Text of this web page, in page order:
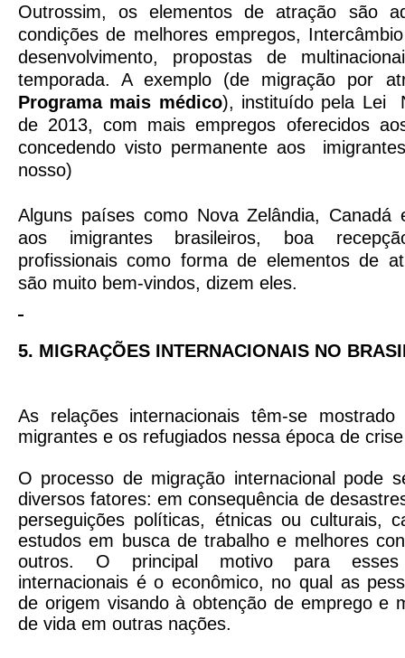
Outrossim, os elementos de atração são
condições de melhores empregos,
desenvolvimento, propostas de
temporada. A exemplo (de migração por
Programa mais médico), instituído pela Lei
de 2013, com mais empregos oferecidos
concedendo visto permanente aos
nosso)
Alguns países como Nova Zelândia, Canadá
aos imigrantes brasileiros, boa
profissionais como forma de elementos de
são muito bem-vindos, dizem eles.
5. MIGRAÇÕES INTERNACIONAIS NO
As relações internacionais têm-se
migrantes e os refugiados nessa época de
O processo de migração internacional pode
diversos fatores: em consequência de
perseguições políticas, étnicas ou culturais,
estudos em busca de trabalho e melhores
outros. O principal motivo para esses
internacionais é o econômico, no qual as
de origem visando à obtenção de emprego e
de vida em outras nações.